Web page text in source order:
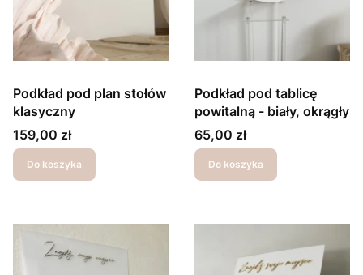
Podkład pod plan stołów
klasyczny
Cena
159,00 zł
Do koszyka
Podkład pod tablicę
powitalną - biały, okrągły
Cena
65,00 zł
Do koszyka